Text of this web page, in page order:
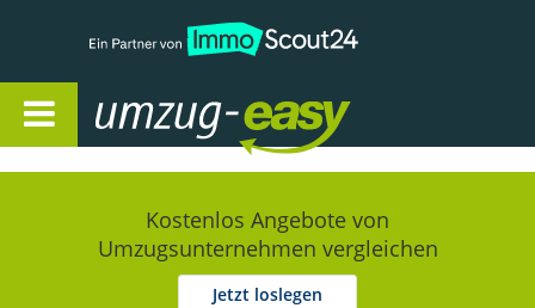
Kostenlos Angebote von
Umzugsunternehmen vergleichen
Jetzt loslegen